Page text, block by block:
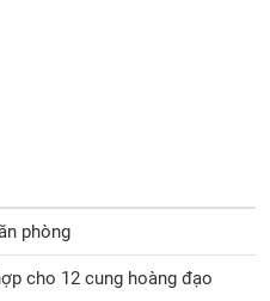
phòng
cho 12 cung hoàng đạo